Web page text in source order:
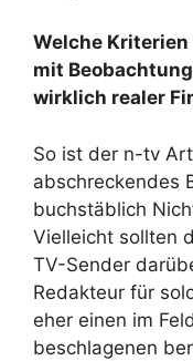
Welche
mit
wirklich realer
So ist der n-tv
abschreckendes
buchstäblich
Vielleicht sollten
TV-Sender
Redakteur für
eher einen im
beschlagenen